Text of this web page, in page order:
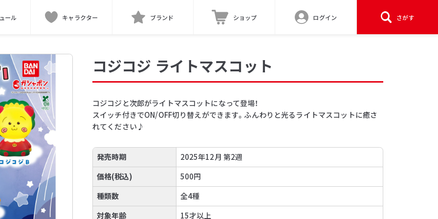
ール キャラクター ブランド ショップ ログイン さがす
コジコジ ライトマスコット
コジコジと次郎がライトマスコットになって登場！
スイッチ付きでON/OFF切り替えができます。ふんわりと光るライトマスコットに癒さ
れてください♪
発売時期
2025年12月 第2週
価格(税込)
500円
種類数
全4種
対象年齢
15才以上